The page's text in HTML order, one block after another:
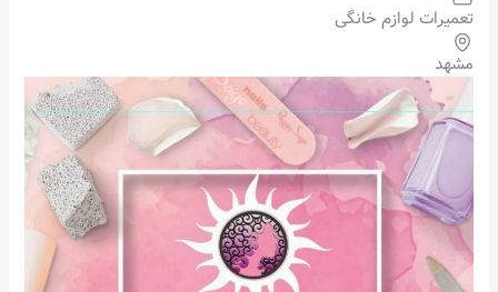
تعمیرات لوازم خانگی
مشهد